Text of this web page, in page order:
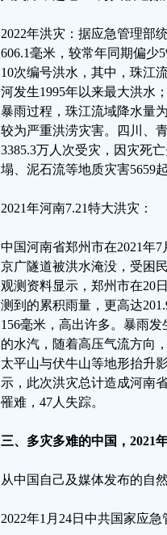
2022年洪灾：据应急管理部
606.1毫米，较常年同期偏少
10次编号洪水，其中，珠江
河发生1995年以来最大洪水
暴雨过程，珠江流域降水量
较为严重洪涝灾害。四川、
3385.3万人次受灾，因灾死
塌、泥石流等地质灾害5659
2021年河南7.21特大洪灾：
中国河南省郑州市在2021年
京广隧道被洪水淹没，受困
观测资料显示，郑州市在20
测到的累积雨量，更高达
156毫米，高出许多。暴雨
的水汽，随着高压气流方向
太平山与伏牛山等地形抬升
示，此次洪灾总计造成河南
罹难，47人失踪。
三、多灾多难的中国，2021
从中国自己及媒体发布的自
2022年1月24日中共国家应